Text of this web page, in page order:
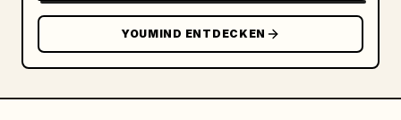
YOUMIND ENTDECKEN